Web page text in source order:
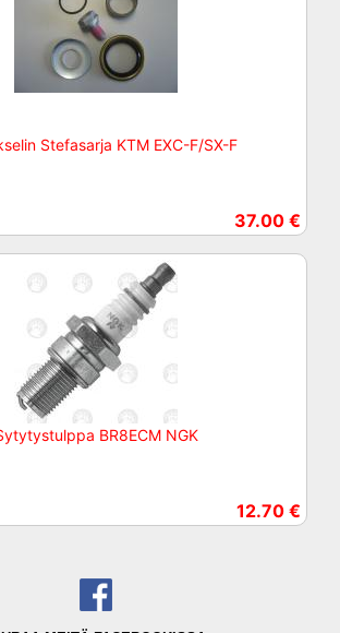
Stefasarja KTM EXC-F/SX-F
37.00 €
BR8ECM NGK
12.70 €